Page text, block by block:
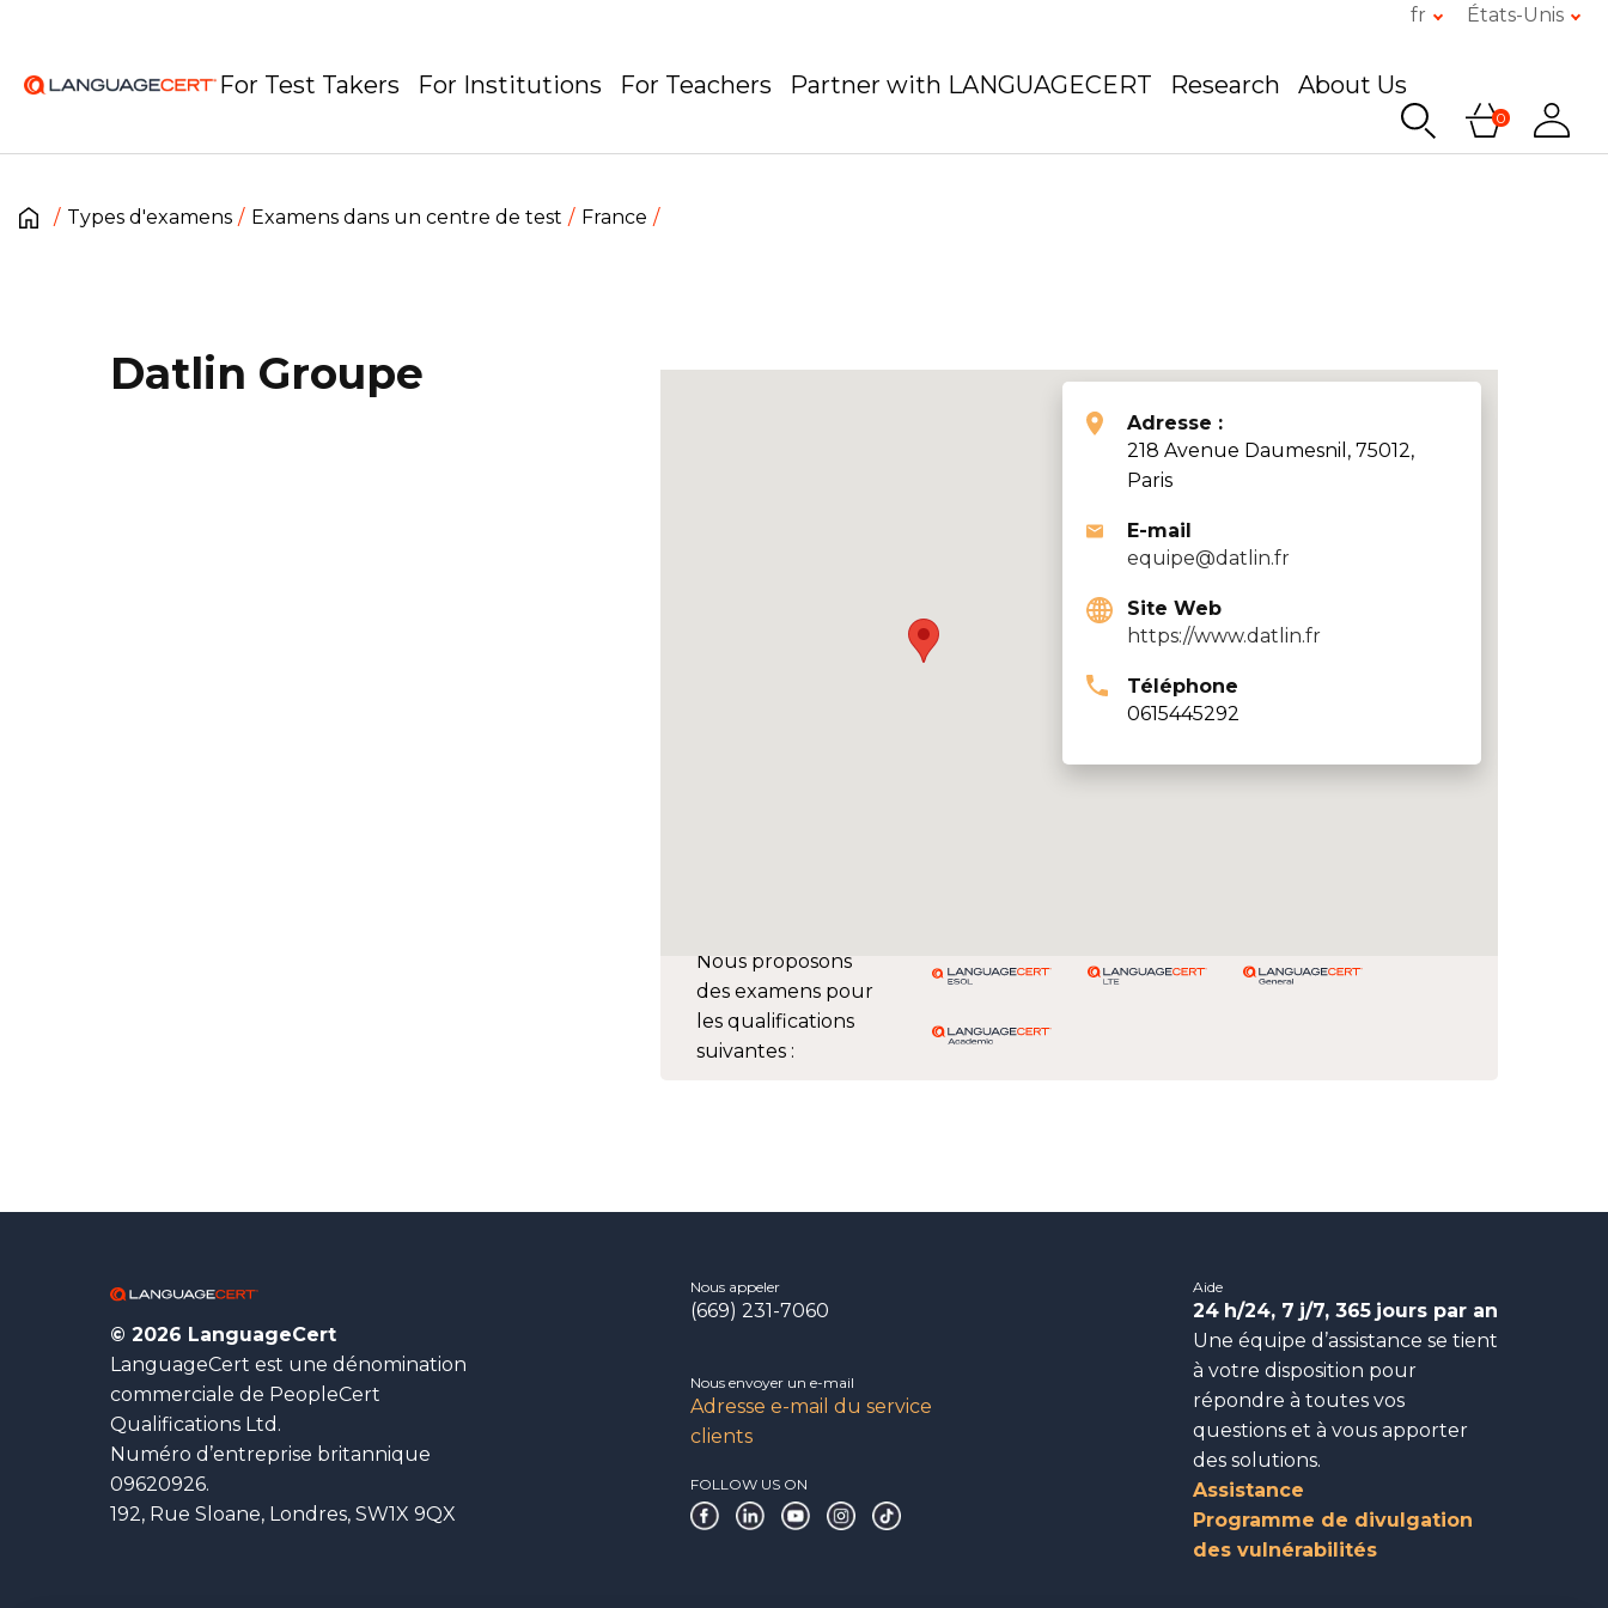
fr États-Unis
For Test Takers For Institutions For Teachers Partner with LANGUAGECERT Research About Us
0
Types d'examens Examens dans un centre de test France
Nous proposons
des examens pour
les qualifications
suivantes :
Adresse :
218 Avenue Daumesnil, 75012,
Paris
E-mail
equipe@datlin.fr
Site Web
https://www.datlin.fr
Téléphone
0615445292
Datlin Groupe
© 2026 LanguageCert
LanguageCert est une dénomination
commerciale de PeopleCert
Qualifications Ltd.
Numéro d’entreprise britannique
09620926.
192, Rue Sloane, Londres, SW1X 9QX
Nous appeler
(669) 231-7060
Nous envoyer un e-mail
Adresse e-mail du service
clients
FOLLOW US ON
Aide
24 h/24, 7 j/7, 365 jours par an
Une équipe d’assistance se tient
à votre disposition pour
répondre à toutes vos
questions et à vous apporter
des solutions.
Assistance
Programme de divulgation
des vulnérabilités